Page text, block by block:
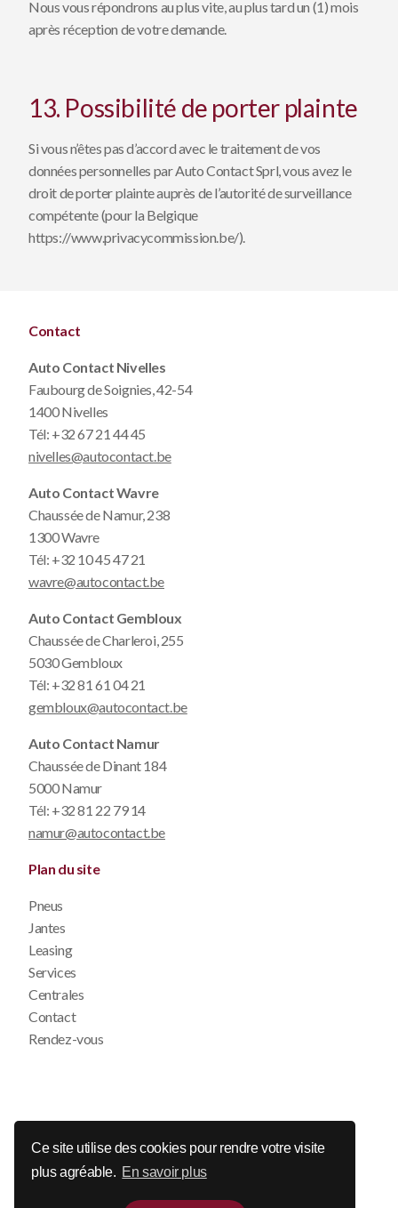
Ce site utilise des cookies pour rendre votre visite
plus agréable. En savoir plus
Nous vous répondrons au plus vite, au plus tard un (1) mois
après réception de votre demande.
13. Possibilité de porter plainte
Si vous n’êtes pas d’accord avec le traitement de vos
données personnelles par Auto Contact Sprl, vous avez le
droit de porter plainte auprès de l’autorité de surveillance
compétente (pour la Belgique
https://www.privacycommission.be/).
Contact
Auto Contact Nivelles
Faubourg de Soignies, 42-54
1400 Nivelles
Tél: +32 67 21 44 45
nivelles@autocontact.be
Auto Contact Wavre
Chaussée de Namur, 238
1300 Wavre
Tél: +32 10 45 47 21
wavre@autocontact.be
Auto Contact Gembloux
Chaussée de Charleroi, 255
5030 Gembloux
Tél: +32 81 61 04 21
gembloux@autocontact.be
Auto Contact Namur
Chaussée de Dinant 184
5000 Namur
Tél: +32 81 22 79 14
namur@autocontact.be
Plan du site
Pneus
Jantes
Leasing
Services
Centrales
Contact
Rendez-vous
© 2026 Auto Contact
Disclaimer
Déclaration de confidentialité
Politique de cookie